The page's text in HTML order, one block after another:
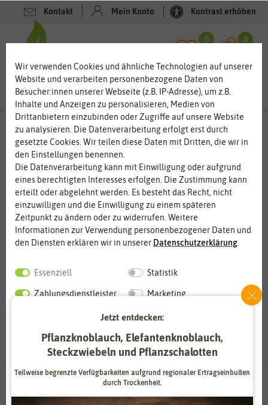
Kontakt Mein Konto Kontrast erhöhen
0 0
Gemüsesamen- Erbsensamen-
Schalerbsensamen
Schalenerbsen im Garten anbauen, pflegen und ernten
Schalenerbsen sind ein leckeres Gemüse, welches Sie auch gut
konservieren können. Im Garten lassen sich Erbsen einfach auf
fast jedem Boden kultivieren. Schalenerbsen gehören zu den
ersten Gemüsesorten im Garten. Sie stellen keine hohen
Anforderungen an die Versorgung mit Nährstoffen. Und auch der
Platz bedarf ist relativ gering, da Erbsen lieber klettern.
oder anderen Gemüsesorten anbauen.
gefunden in Schalerbsensamen
Filter
Wir verwenden Cookies und ähnliche Technologien auf unserer
Website und verarbeiten personenbezogene Daten von
Besucher:innen unserer Webseite (z.B. IP-Adresse), um z.B.
Inhalte und Anzeigen zu personalisieren, Medien von
Drittanbietern einzubinden oder Zugriffe auf unsere Website
zu analysieren. Die Datenverarbeitung erfolgt erst durch
gesetzte Cookies. Wir teilen diese Daten mit Dritten, die wir in
den Einstellungen benennen.
Die Datenverarbeitung kann mit Einwilligung oder aufgrund
eines berechtigten Interesses erfolgen. Die Zustimmung kann
erteilt oder abgelehnt werden. Es besteht das Recht, nicht
einzuwilligen und die Einwilligung zu einem späteren
Zeitpunkt zu ändern oder zu widerrufen. Weitere
Informationen zur Verwendung personenbezogener Daten und
den Diensten erklären wir in unserer Daten­schutz­erklärung
Essenziell Statistik
Zahlungsdienstleister Marketing
Funktional
Weitere Einstellungen
Alle akzeptieren
Alle ablehnen
Jetzt entdecken:
Pflanzknoblauch, Elefantenknoblauch,
Steckzwiebeln und Pflanzschalotten
Teilweise begrenzte Verfügbarkeiten aufgrund regionaler Ertragseinbußen
durch Trockenheit.